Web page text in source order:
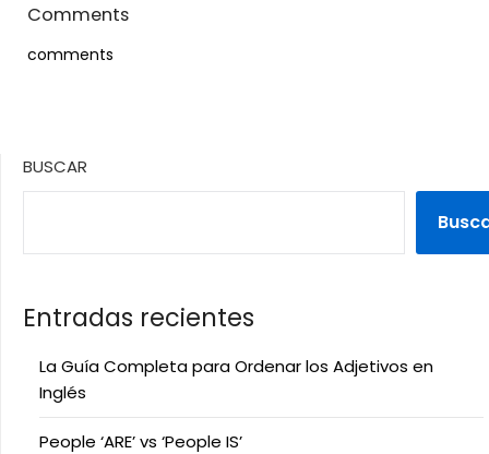
Comments
comments
BUSCAR
Entradas recientes
La Guía Completa para Ordenar los Adjetivos en
Inglés
People ‘ARE’ vs ‘People IS’